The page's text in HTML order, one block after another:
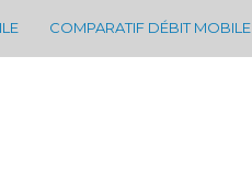
COMPARATIF DÉBIT MOBILE